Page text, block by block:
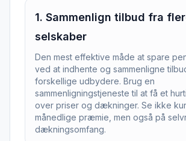
1. Sammenlign tilbud fra
selskaber
Den mest effektive måde at spare
ved at indhente og sammenligne
forskellige udbydere. Brug en
sammenligningstjeneste til at få et
over priser og dækninger. Se ikke
månedlige præmie, men også på
dækningsomfang.